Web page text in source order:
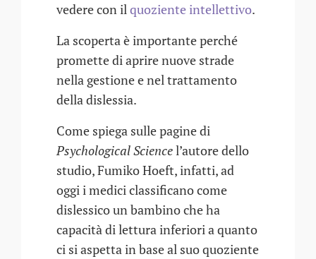
vedere con ilquoziente intellettivo.
La scoperta è importante perché
promette di aprire nuove strade
nella gestione e nel trattamento
della dislessia.
Come spiega sulle pagine di
Psychological Sciencel’autore dello
studio, Fumiko Hoeft, infatti, ad
oggi i medici classificano come
dislessico un bambino che ha
capacità di lettura inferiori a quanto
ci si aspetta in base al suo quoziente